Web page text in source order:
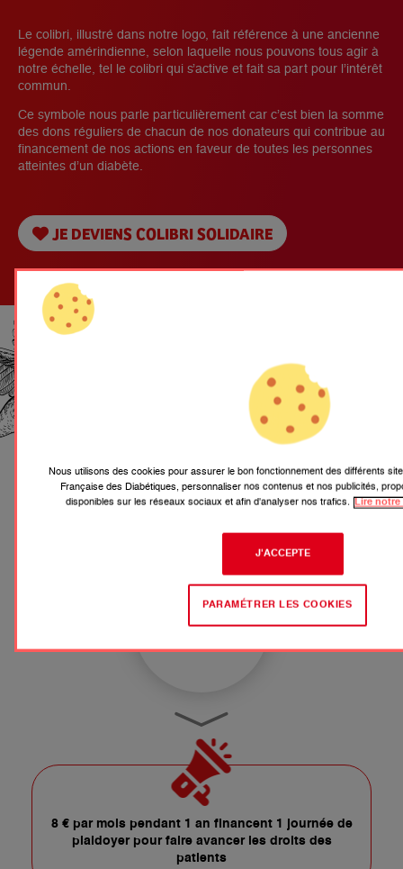
Le colibri, illustré dans notre logo, fait référence à une ancienne
légende amérindienne, selon laquelle nous pouvons tous agir à
notre échelle, tel le colibri qui s’active et fait sa part pour l’intérêt
commun.
Ce symbole nous parle particulièrement car c’est bien la somme
des dons réguliers de chacun de nos donateurs qui contribue au
financement de nos actions en faveur de toutes les personnes
atteintes d’un diabète.
JE DEVIENS COLIBRI SOLIDAIRE
JE REJOINS LE
MOUVEMENT DES
DONATEURS RÉGULIERS
PAR EXEMPLE :
8 €
PAR MOIS
8 € par mois pendant 1 an financent 1 journée de
plaidoyer pour faire avancer les droits des
patients
Nous utilisons des cookies pour assurer le bon fonctionnement des différents
Française des Diabétiques, personnaliser nos contenus et nos publicités,
disponibles sur les réseaux sociaux et afin d'analyser nos trafics.
Lire
J'ACCEPTE
PARAMÉTRER LES COOKIES